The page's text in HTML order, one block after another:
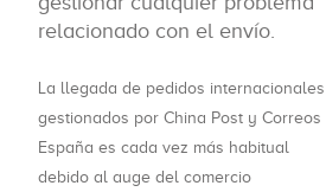
relacionado con el envío.
La llegada de pedidos internacionales
gestionados por China Post y Correos
España es cada vez más habitual
debido al auge del comercio